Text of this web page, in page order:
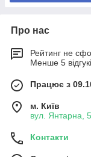
Про нас
Рейтинг не
Менше 5
Працює з
м. Київ
вул. Янтарна,
Контакти